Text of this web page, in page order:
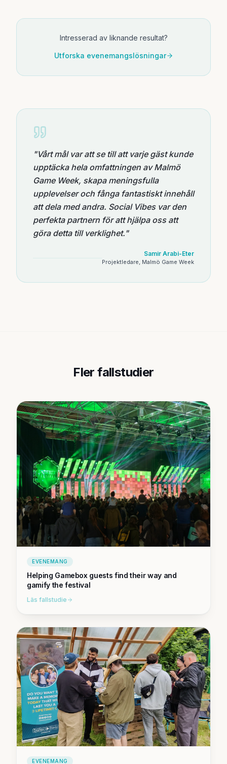
Intresserad av liknande resultat?
Utforska evenemangslösningar
"Vårt mål var att se till att varje gäst kunde
upptäcka hela omfattningen av Malmö
Game Week, skapa meningsfulla
upplevelser och fånga fantastiskt innehåll
att dela med andra. Social Vibes var den
perfekta partnern för att hjälpa oss att
göra detta till verklighet."
Samir Arabi-Eter
Projektledare, Malmö Game Week
Fler fallstudier
EVENEMANG
Helping Gamebox guests find their way and
gamify the festival
Läs fallstudie
EVENEMANG